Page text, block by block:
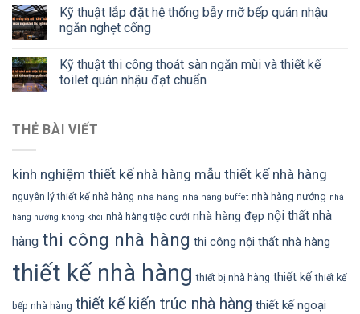
Kỹ thuật lắp đặt hệ thống bẫy mỡ bếp quán nhậu
ngăn nghẹt cống
Kỹ thuật thi công thoát sàn ngăn mùi và thiết kế
toilet quán nhậu đạt chuẩn
THẺ BÀI VIẾT
kinh nghiệm thiết kế nhà hàng mẫu thiết kế nhà hàng
nguyên lý thiết kế nhà hàng nhà hàng nhà hàng buffet nhà hàng nướng nhà
hàng nướng không khói nhà hàng tiệc cưới nhà hàng đẹp nội thất nhà
hàng thi công nhà hàng thi công nội thất nhà hàng
thiết kế nhà hàng thiết bị nhà hàng thiết kế thiết kế
bếp nhà hàng thiết kế kiến trúc nhà hàng thiết kế ngoại